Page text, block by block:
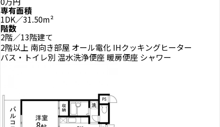
専有面積
1DK／31.50m²
階数
2階／13階建て
2階以上 南向き部屋 オール電化 IHクッキングヒーター
バス・トイレ別 温水洗浄便座 暖房便座 シャワー